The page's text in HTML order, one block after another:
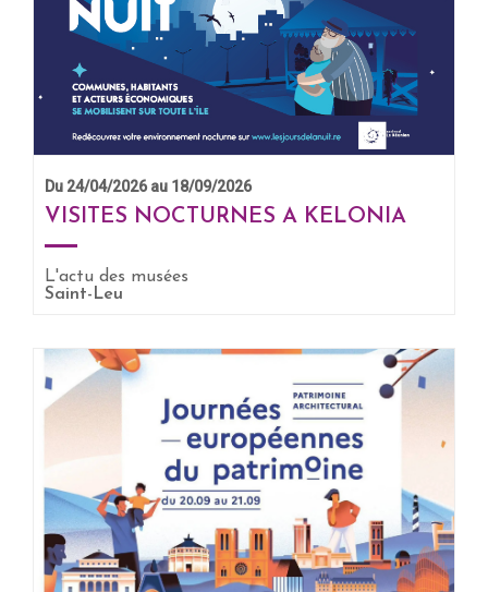
EN SAVOIR +
Du 24/04/2026 au 18/09/2026
VISITES NOCTURNES A KELONIA
L'actu des musées
Saint-Leu